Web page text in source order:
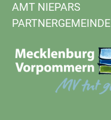
AMT NIEPARS
PARTNERGEMEINDE